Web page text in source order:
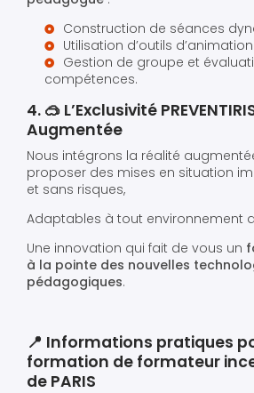
Construction de séances
Utilisation d’outils
Gestion de groupe et
compétences.
4. 🥽 L’Exclusivité
Augmentée
Nous intégrons la réalité
proposer des mises en situation
et sans risques,
Adaptables à tout environnement
Une innovation qui fait de vous un
à la pointe des nouvelles
pédagogiques.
📍 Informations pratiques
formation de formateur
de PARIS